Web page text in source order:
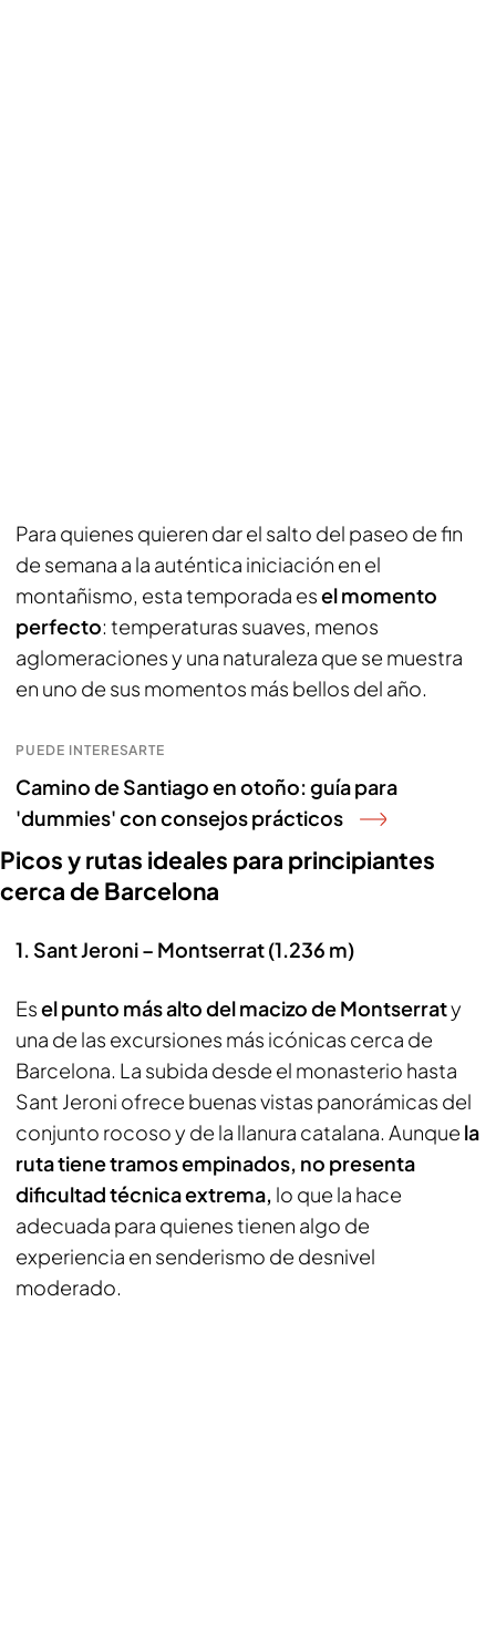
Para quienes quieren dar el salto del paseo de fin
de semana a la auténtica iniciación en el
montañismo, esta temporada esel momento
perfecto: temperaturas suaves, menos
aglomeraciones y una naturaleza que se muestra
en uno de sus momentos más bellos del año.
PUEDE INTERESARTE
Camino de Santiago en otoño: guía para
'dummies' con consejos prácticos
Picos y rutas ideales para principiantes
cerca de Barcelona
1. Sant Jeroni – Montserrat (1.236 m)
Esel punto más alto del macizo de Montserraty
una de las excursiones más icónicas cerca de
Barcelona. La subida desde el monasterio hasta
Sant Jeroni ofrece buenas vistas panorámicas del
conjunto rocoso y de la llanura catalana. Aunque la
ruta tiene tramos empinados, no presenta
dificultad técnica extrema, lo que la hace
adecuada para quienes tienen algo de
experiencia en senderismo de desnivel
moderado.